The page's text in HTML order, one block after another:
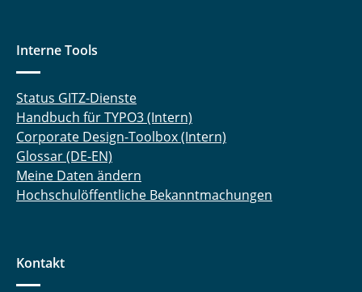
Interne Tools
Status GITZ-Dienste
Handbuch für TYPO3 (Intern)
Corporate Design-Toolbox (Intern)
Glossar (DE-EN)
Meine Daten ändern
Hochschulöffentliche Bekanntmachungen
Kontakt